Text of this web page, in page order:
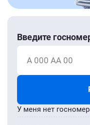
Введите
А 000 АА 00
У меня нет